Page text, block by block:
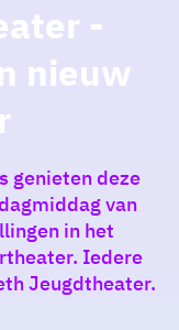
-
nieuw
genieten deze
van
in het
Iedere
Jeugdtheater.